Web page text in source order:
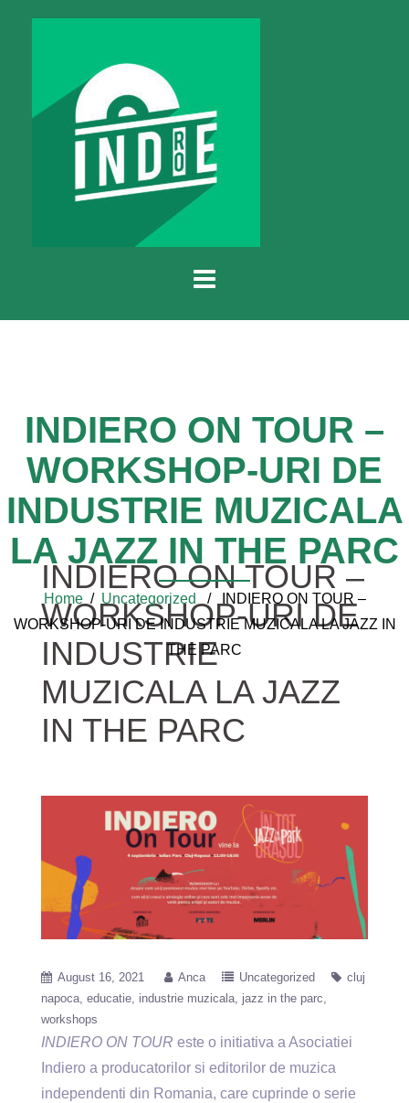
INDIERO ON TOUR –
WORKSHOP-URI DE
INDUSTRIE MUZICALA
LA JAZZ IN THE PARC
Home/ Uncategorized / INDIERO ON TOUR –
WORKSHOP-URI DE INDUSTRIE MUZICALA LA JAZZ IN
THE PARC
INDIERO ON TOUR –
WORKSHOP-URI DE
INDUSTRIE
MUZICALA LA JAZZ
IN THE PARC
August 16, 2021 Anca Uncategorized
cluj
napoca educatie industrie muzicala jazz in the parc
workshops
INDIERO ON TOUR este o initiativa a Asociatiei
Indiero a producatorilor si editorilor de muzica
independenti din Romania, care cuprinde o serie